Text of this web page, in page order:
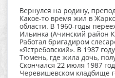
Вернулся на родину,
Какое-то время жил в
области. В 1960-годы
Ильинка (Ачинский район
Работал бригадиром
«Ястребовский». В 1987
Тюмень, где жила дочь,
Скончался 22 июля 1987
Черевишевском кладбище